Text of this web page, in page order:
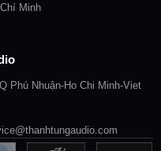
Minh
Phú Nhuận-Ho Chi Minh-Viet